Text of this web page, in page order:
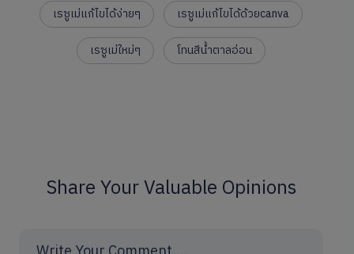
เรซูเม่แก้ไขได้ง่ายๆ
เรซูเม่แก้ไขได้ด้วยcanva
เรซูเม่ใหม่ๆ
โทนสีน้ำตาลอ่อน
Share Your Valuable Opinions